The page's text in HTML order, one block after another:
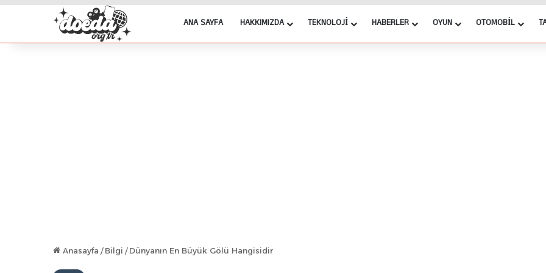
ANA SAYFA HAKKIMIZDA TEKNOLOJI HABERLER OYUN OTOMOBIL
Anasayfa / Bilgi / Dünyanın En Büyük Gölü Hangisidir